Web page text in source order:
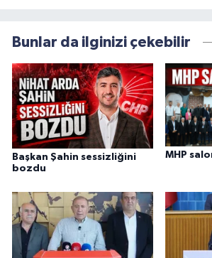
Bunlar da ilginizi çekebilir
Başkan Şahin sessizliğini
bozdu
MHP